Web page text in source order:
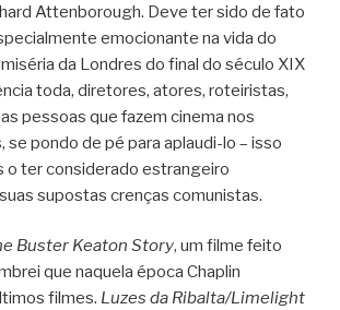
Attenborough. Deve ter sido de fato
emocionante na vida do
da Londres do final do século XIX
toda, diretores, atores, roteiristas,
pessoas que fazem cinema nos
se pondo de pé para aplaudi-lo – isso
o ter considerado estrangeiro
supostas crenças comunistas.
Buster Keaton Story, um filme feito
que naquela época Chaplin
filmes. Luzes da Ribalta/Limelight